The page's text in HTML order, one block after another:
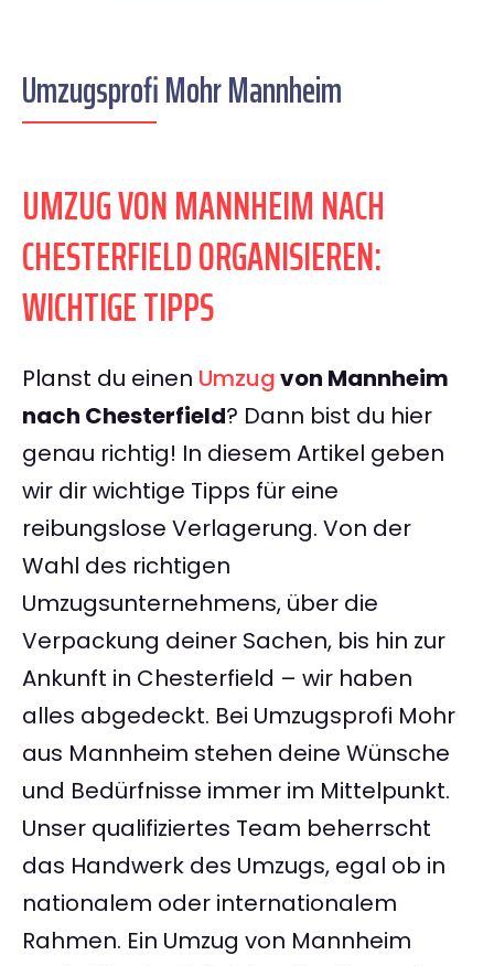
Umzugsprofi Mohr Mannheim
UMZUG VON MANNHEIM NACH
CHESTERFIELD ORGANISIEREN:
WICHTIGE TIPPS
Planst du einen Umzugvon Mannheim
nach Chesterfield? Dann bist du hier
genau richtig! In diesem Artikel geben
wir dir wichtige Tipps für eine
reibungslose Verlagerung. Von der
Wahl des richtigen
Umzugsunternehmens, über die
Verpackung deiner Sachen, bis hin zur
Ankunft in Chesterfield – wir haben
alles abgedeckt. Bei Umzugsprofi Mohr
aus Mannheim stehen deine Wünsche
und Bedürfnisse immer im Mittelpunkt.
Unser qualifiziertes Team beherrscht
das Handwerk des Umzugs, egal ob in
nationalem oder internationalem
Rahmen. Ein Umzug von Mannheim